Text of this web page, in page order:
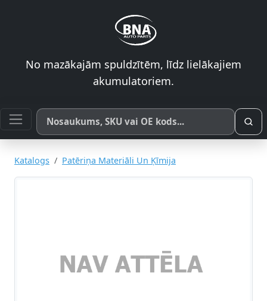
No mazākajām spuldzītēm, līdz lielākajiem
akumulatoriem.
Meklēt pēc produkta nosaukuma, SKU vai OE koda
Katalogs Patēriņa Materiāli Un Ķīmija